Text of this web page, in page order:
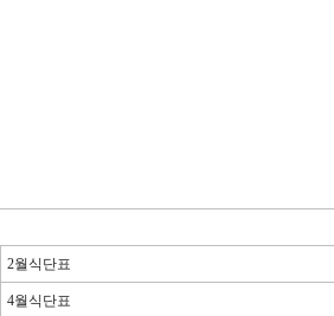
2월식단표
4월식단표